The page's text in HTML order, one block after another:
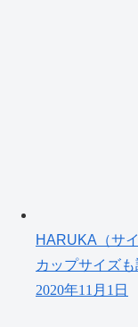
HARUKA（サ
カップサイズも
2020年11月1日